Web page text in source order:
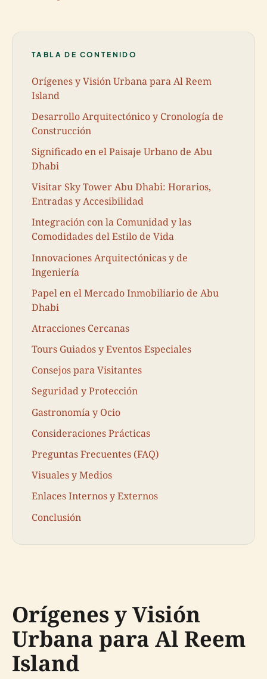
TABLA DE CONTENIDO
Orígenes y Visión Urbana para Al Reem
Island
Desarrollo Arquitectónico y Cronología de
Construcción
Significado en el Paisaje Urbano de Abu
Dhabi
Visitar Sky Tower Abu Dhabi: Horarios,
Entradas y Accesibilidad
Integración con la Comunidad y las
Comodidades del Estilo de Vida
Innovaciones Arquitectónicas y de
Ingeniería
Papel en el Mercado Inmobiliario de Abu
Dhabi
Atracciones Cercanas
Tours Guiados y Eventos Especiales
Consejos para Visitantes
Seguridad y Protección
Gastronomía y Ocio
Consideraciones Prácticas
Preguntas Frecuentes (FAQ)
Visuales y Medios
Enlaces Internos y Externos
Conclusión
Orígenes y Visión
Urbana para Al Reem
Island